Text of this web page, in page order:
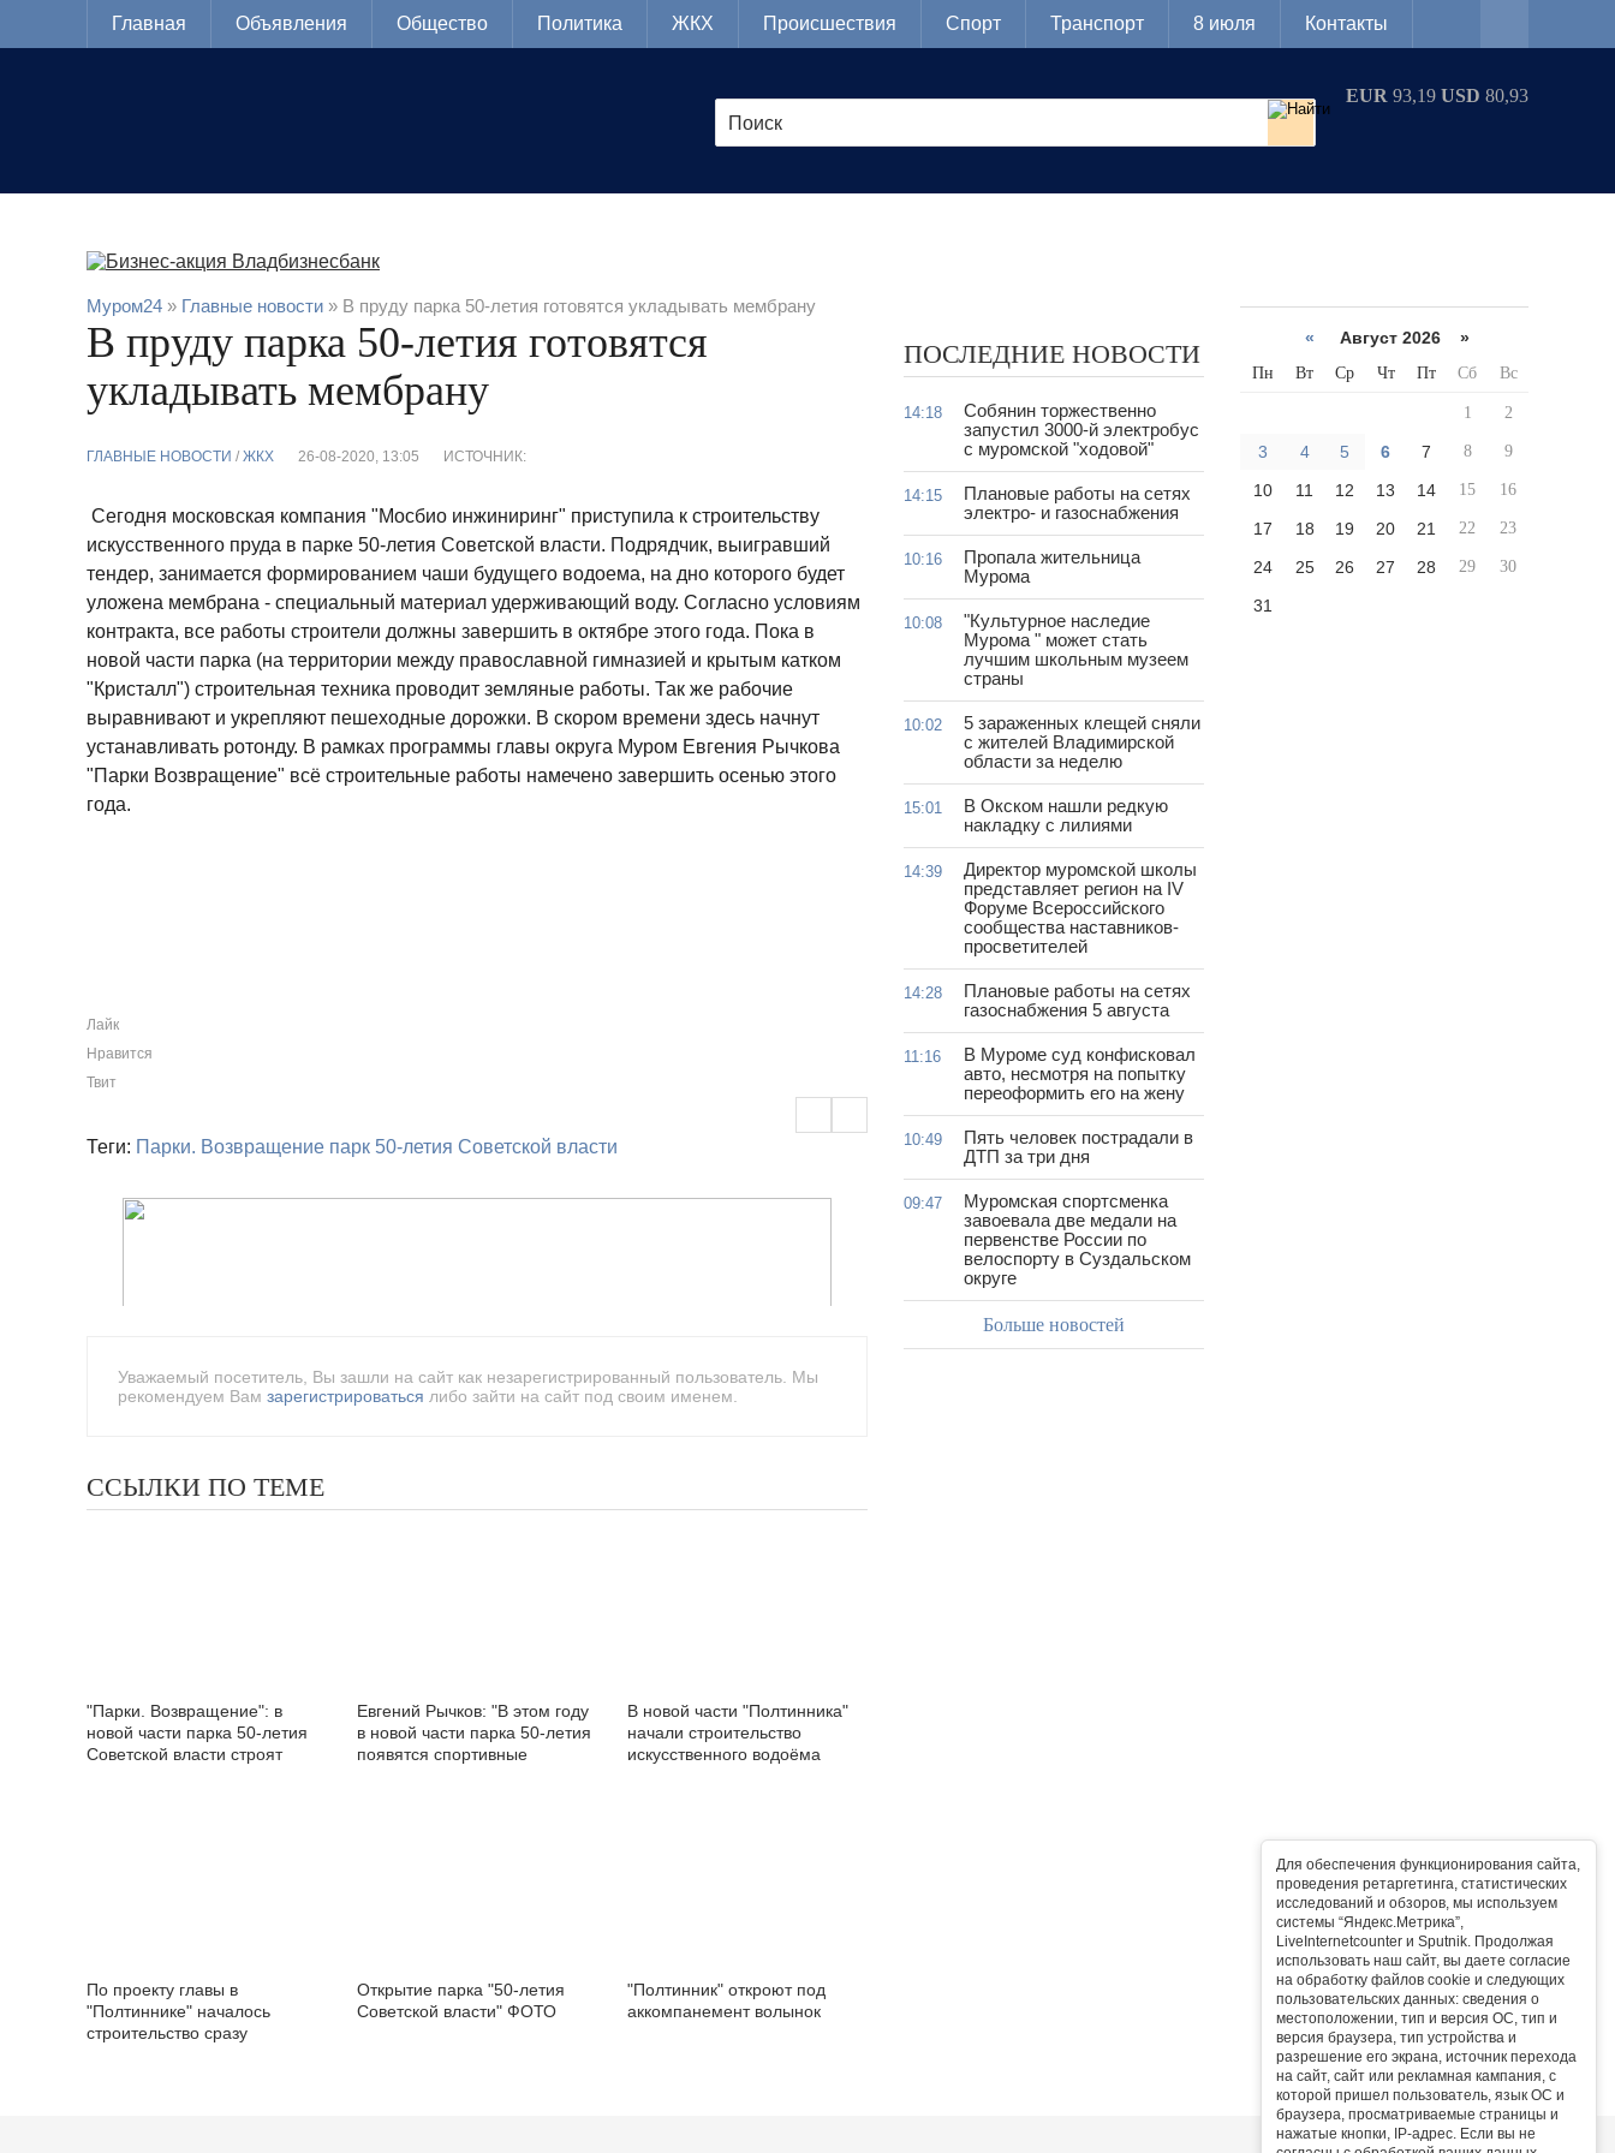
Для обеспечения функционирования сайта,
проведения ретаргетинга, статистических
исследований и обзоров, мы используем
системы “Яндекс.Метрика”,
LiveInternetcounter и Sputnik. Продолжая
использовать наш сайт, вы даете согласие
на обработку файлов cookie и следующих
пользовательских данных: сведения о
местоположении, тип и версия ОС, тип и
версия браузера, тип устройства и
разрешение его экрана, источник перехода
на сайт, сайт или рекламная кампания, с
которой пришел пользователь, язык ОС и
браузера, просматриваемые страницы и
нажатые кнопки, IP-адрес. Если вы не
Главная Объявления Общество Политика ЖКХ Происшествия Спорт Транспорт 8 июля Контакты
EUR 93,19 USD 80,93
Муром24 » Главные новости » В пруду парка 50-летия готовятся укладывать мембрану
В пруду парка 50-летия готовятся
укладывать мембрану
ГЛАВНЫЕ НОВОСТИ / ЖКХ 26-08-2020, 13:05 ИСТОЧНИК:
Сегодня московская компания "Мосбио инжиниринг" приступила к строительству
искусственного пруда в парке 50-летия Советской власти. Подрядчик, выигравший
тендер, занимается формированием чаши будущего водоема, на дно которого будет
уложена мембрана - специальный материал удерживающий воду. Согласно условиям
контракта, все работы строители должны завершить в октябре этого года. Пока в
новой части парка (на территории между православной гимназией и крытым катком
"Кристалл") строительная техника проводит земляные работы. Так же рабочие
выравнивают и укрепляют пешеходные дорожки. В скором времени здесь начнут
устанавливать ротонду. В рамках программы главы округа Муром Евгения Рычкова
"Парки Возвращение" всё строительные работы намечено завершить осенью этого
года.
Лайк
Нравится
Твит
Теги: Парки. Возвращение парк 50-летия Советской власти
Уважаемый посетитель, Вы зашли на сайт как незарегистрированный пользователь. Мы
рекомендуем Вам зарегистрироваться либо зайти на сайт под своим именем.
ССЫЛКИ ПО ТЕМЕ
"Парки. Возвращение": в
новой части парка 50-летия
Советской власти строят
Евгений Рычков: "В этом году
в новой части парка 50-летия
появятся спортивные
В новой части "Полтинника"
начали строительство
искусственного водоёма
По проекту главы в
"Полтиннике" началось
строительство сразу
Открытие парка "50-летия
Советской власти" ФОТО
"Полтинник" откроют под
аккомпанемент волынок
ПОСЛЕДНИЕ НОВОСТИ
14:18
Собянин торжественно
запустил 3000-й электробус
с муромской "ходовой"
14:15
Плановые работы на сетях
электро- и газоснабжения
10:16
Пропала жительница
Мурома
10:08
"Культурное наследие
Мурома " может стать
лучшим школьным музеем
страны
10:02
5 зараженных клещей сняли
с жителей Владимирской
области за неделю
15:01
В Окском нашли редкую
накладку с лилиями
14:39
Директор муромской школы
представляет регион на IV
Форуме Всероссийского
сообщества наставников-
просветителей
14:28
Плановые работы на сетях
газоснабжения 5 августа
11:16
В Муроме суд конфисковал
авто, несмотря на попытку
переоформить его на жену
10:49
Пять человек пострадали в
ДТП за три дня
09:47
Муромская спортсменка
завоевала две медали на
первенстве России по
велоспорту в Суздальском
округе
Больше новостей
« Август 2026 »
Пн Вт Ср Чт Пт Сб Вс
1 2
3 4 5 6 7 8 9
10 11 12 13 14 15 16
17 18 19 20 21 22 23
24 25 26 27 28 29 30
31